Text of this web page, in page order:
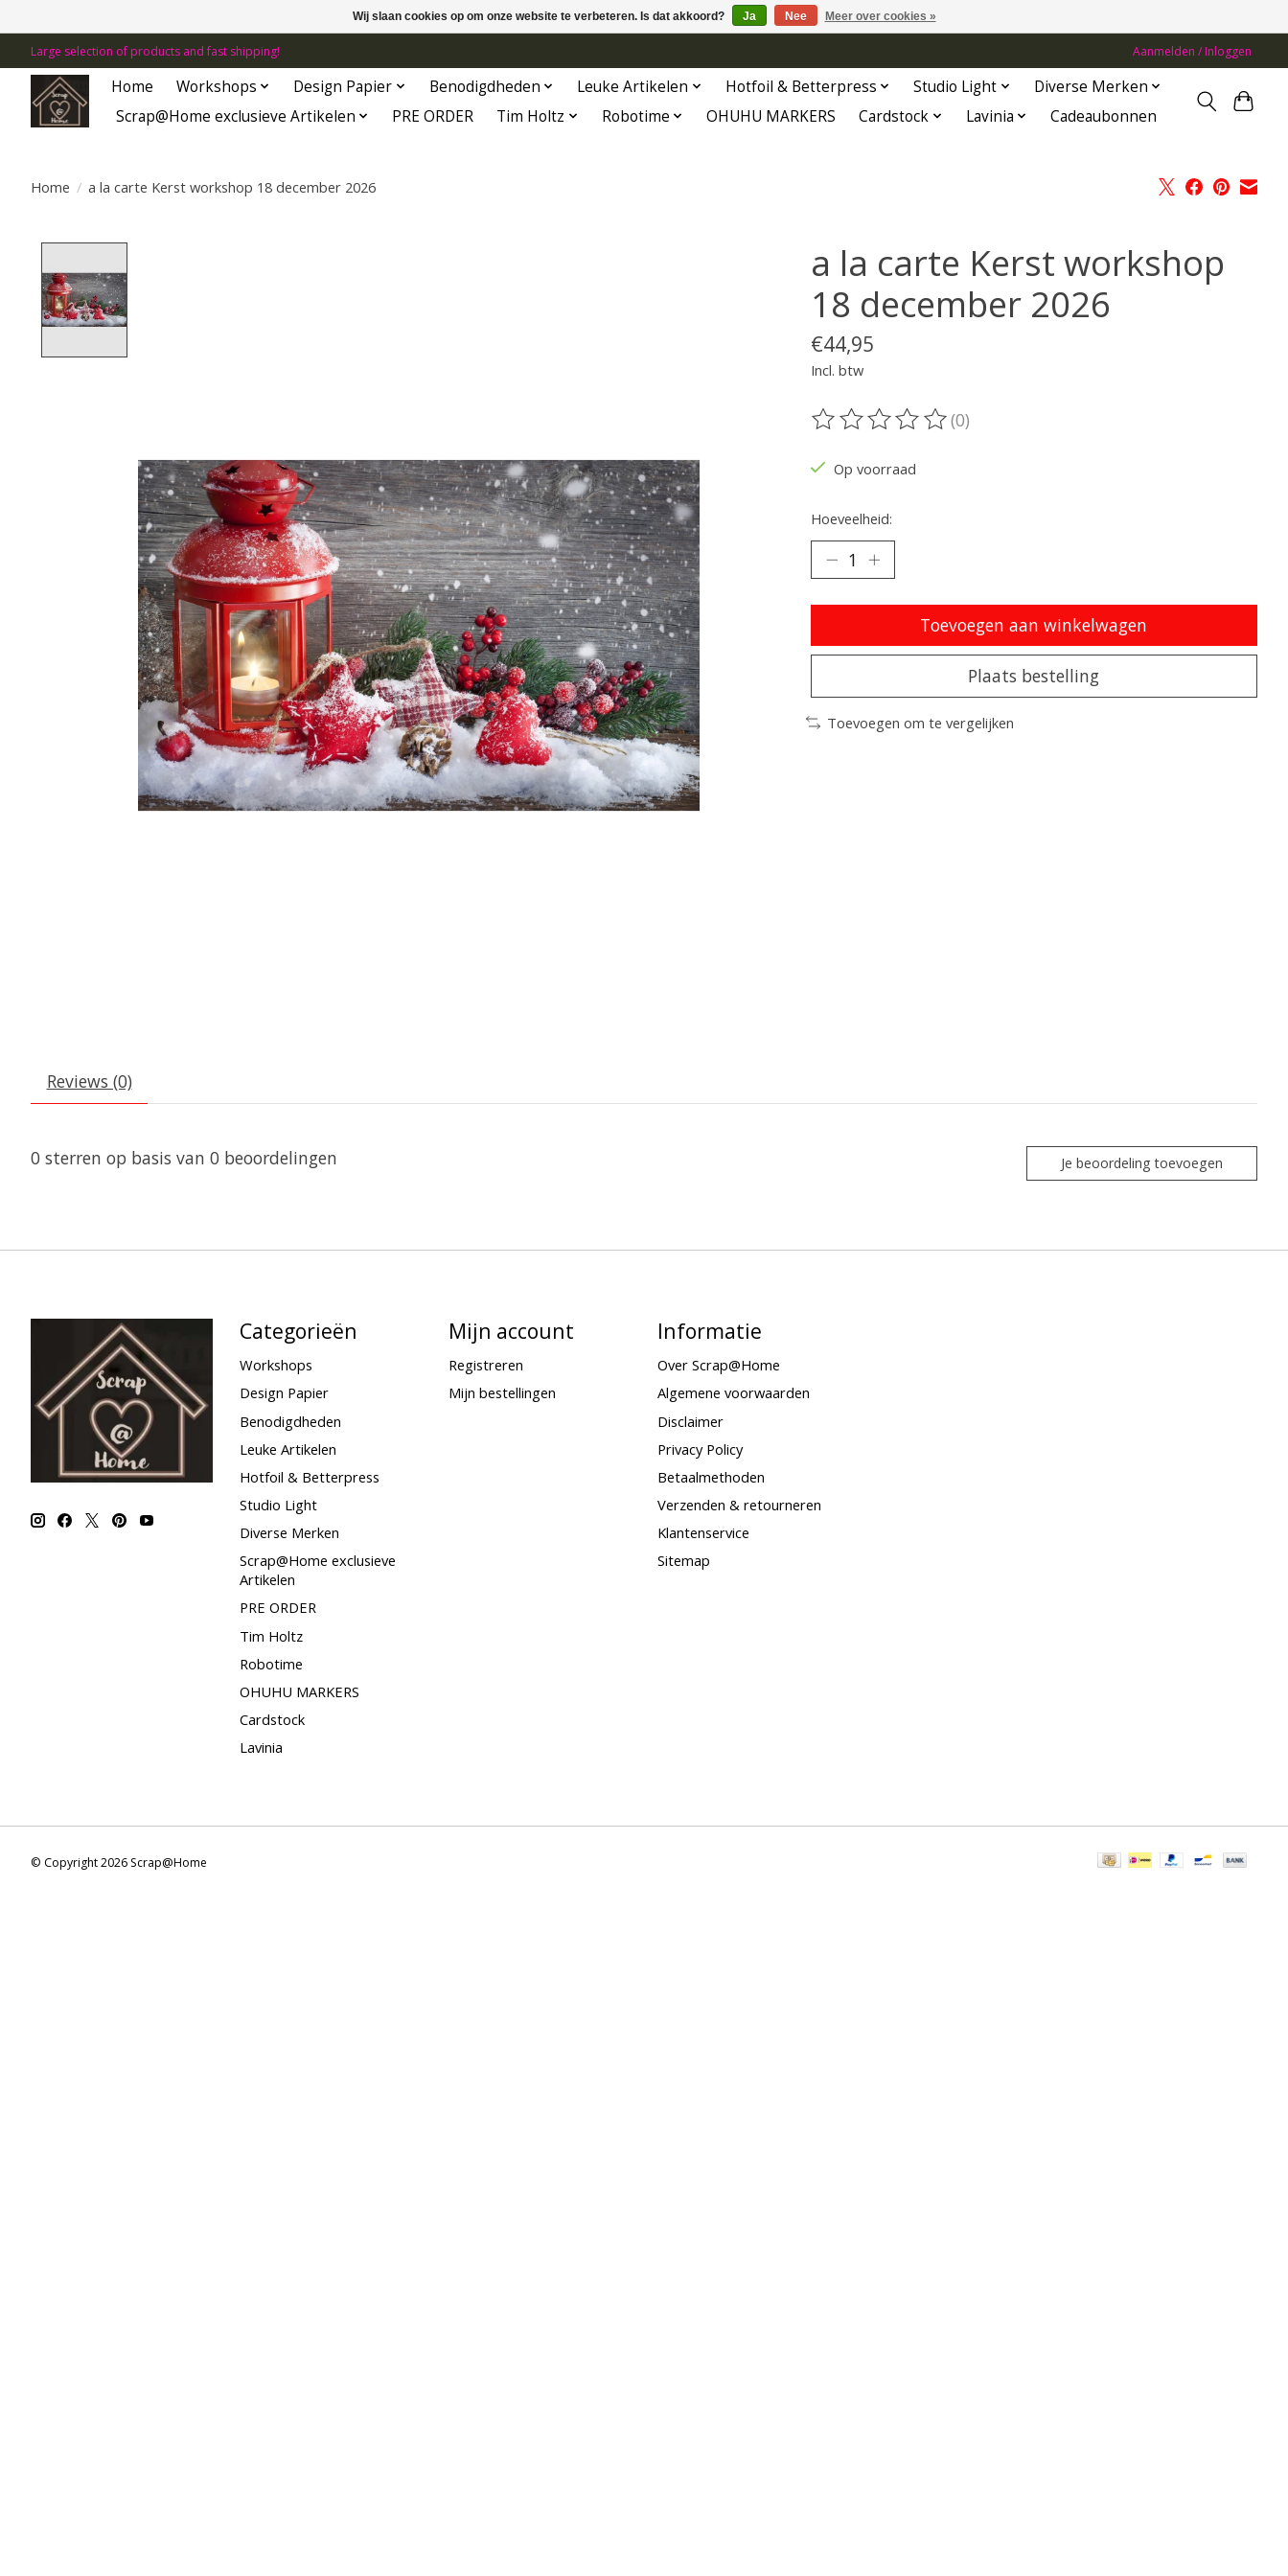
Large selection of products and fast shipping! Aanmelden / Inloggen
Home Workshops Design Papier Benodigdheden Leuke Artikelen Hotfoil & Betterpress Studio Light
Diverse Merken
Scrap@Home exclusieve Artikelen
PRE ORDER Tim Holtz Robotime OHUHU MARKERS Cardstock Lavinia Cadeaubonnen
Home / a la carte Kerst workshop 18 december 2026
a la carte Kerst workshop
18 december 2026
€44,95
Incl. btw
De beoordeling van dit product is
(0)
Op voorraad
Hoeveelheid:
Toevoegen aan winkelwagen
Plaats bestelling
Toevoegen om te vergelijken
Reviews (0)
0 sterren op basis van 0 beoordelingen Je beoordeling toevoegen
Categorieën
Workshops
Design Papier
Benodigdheden
Leuke Artikelen
Hotfoil & Betterpress
Studio Light
Diverse Merken
Scrap@Home exclusieve
Artikelen
PRE ORDER
Tim Holtz
Robotime
OHUHU MARKERS
Cardstock
Lavinia
Mijn account
Registreren
Mijn bestellingen
Informatie
Over Scrap@Home
Algemene voorwaarden
Disclaimer
Privacy Policy
Betaalmethoden
Verzenden & retourneren
Klantenservice
Sitemap
© Copyright 2026 Scrap@Home
Wij slaan cookies op om onze website te verbeteren. Is dat akkoord? Ja Nee Meer over cookies »